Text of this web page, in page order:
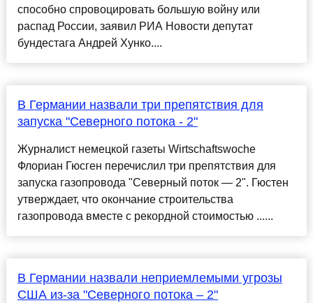
способно спровоцировать большую войну или
распад России, заявил РИА Новости депутат
бундестага Андрей Хунко....
В Германии назвали три препятствия для
запуска "Северного потока - 2"
Журналист немецкой газеты Wirtschaftswoche
Флориан Гюсген перечислил три препятствия для
запуска газопровода "Северный поток — 2". Гюстен
утверждает, что окончание строительства
газопровода вместе с рекордной стоимостью ......
В Германии назвали неприемлемыми угрозы
США из-за "Северного потока – 2"